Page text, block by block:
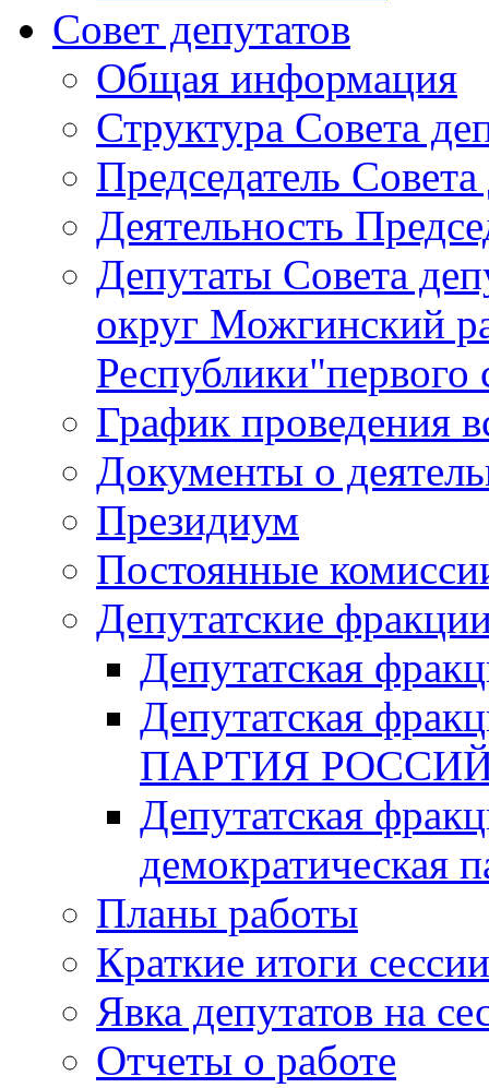
Совет депутатов
Общая информация
Структура Совета
Председатель Совета
Деятельность
Депутаты Совета
округ Можгинский
Республики"первого
График проведения
Документы о
Президиум
Постоянные
Депутатские
Депутатская
Депутатская
ПАРТИЯ
Депутатская
демократическая
Планы работы
Краткие итоги сессии
Явка депутатов на
Отчеты о работе